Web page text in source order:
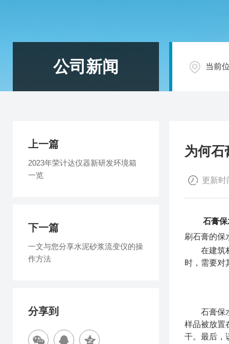
公司新闻 当前
为何石
更新时
石膏
刷石膏的保
在建筑材
时，需要对
石膏保水
样品被放置
干。最后，
上一篇
2023年荣计达仪器新研发环境箱
一览
下一篇
一文与您分享水泥砂浆流变仪的操
作方法
分享到